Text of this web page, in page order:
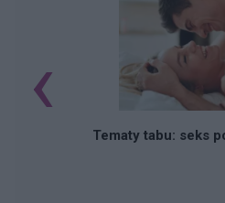
Tematy tabu: seks
‹